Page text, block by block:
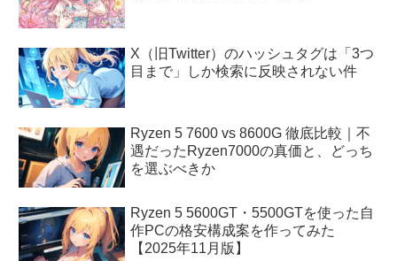
X（旧Twitter）のハッシュタグは「3つ
目まで」しか検索に反映されない件
Ryzen 5 7600 vs 8600G 徹底比較｜不
遇だったRyzen7000の真価と、どっち
を選ぶべきか
Ryzen 5 5600GT・5500GTを使った自
作PCの格安構成案を作ってみた
【2025年11月版】